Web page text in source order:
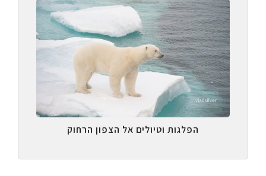
הפלגות וטיולים אל הצפון הרחוק